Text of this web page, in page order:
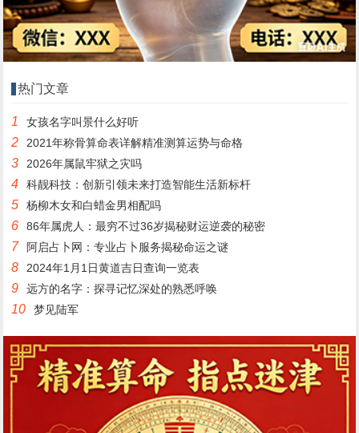
热门文章
1 女孩名字叫景什么好听
2 2021年称骨算命表详解精准测算运势与命格
3 2026年属鼠牢狱之灾吗
4 科靓科技：创新引领未来打造智能生活新标杆
5 杨柳木女和白蜡金男相配吗
6 86年属虎人：最穷不过36岁揭秘财运逆袭的秘密
7 阿启占卜网：专业占卜服务揭秘命运之谜
8 2024年1月1日黄道吉日查询一览表
9 远方的名字：探寻记忆深处的熟悉呼唤
10 梦见陆军